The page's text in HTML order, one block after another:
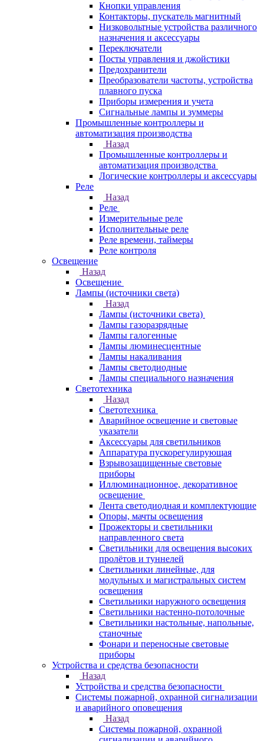
Кнопки управления
Контакторы, пускатель магнитный
Низковольтные устройства различного
назначения и аксессуары
Переключатели
Посты управления и джойстики
Предохранители
Преобразователи частоты, устройства
плавного пуска
Приборы измерения и учета
Сигнальные лампы и зуммеры
Промышленные контроллеры и
автоматизация производства
Назад
Промышленные контроллеры и
автоматизация производства
Логические контроллеры и аксессуары
Реле
Назад
Реле
Измерительные реле
Исполнительные реле
Реле времени, таймеры
Реле контроля
Освещение
Назад
Освещение
Лампы (источники света)
Назад
Лампы (источники света)
Лампы газоразрядные
Лампы галогенные
Лампы люминесцентные
Лампы накаливания
Лампы светодиодные
Лампы специального назначения
Светотехника
Назад
Светотехника
Аварийное освещение и световые
указатели
Аксессуары для светильников
Аппаратура пускорегулирующая
Взрывозащищенные световые
приборы
Иллюминационное, декоративное
освещение
Лента светодиодная и комплектующие
Опоры, мачты освещения
Прожекторы и светильники
направленного света
Светильники для освещения высоких
пролётов и туннелей
Светильники линейные, для
модульных и магистральных систем
освещения
Светильники наружного освещения
Светильники настенно-потолочные
Светильники настольные, напольные,
станочные
Фонари и переносные световые
приборы
Устройства и средства безопасности
Назад
Устройства и средства безопасности
Системы пожарной, охранной сигнализации
и аварийного оповещения
Назад
Системы пожарной, охранной